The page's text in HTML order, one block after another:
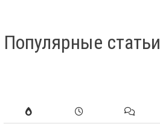
Популярные статьи